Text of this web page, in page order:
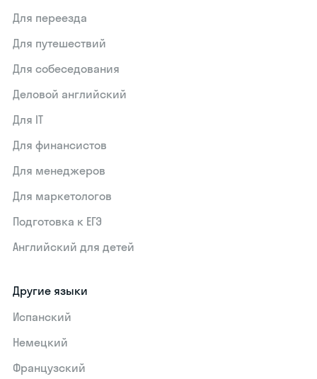
Для переезда
Для путешествий
Для собеседования
Деловой английский
Для IT
Для финансистов
Для менеджеров
Для маркетологов
Подготовка к ЕГЭ
Английский для детей
Другие языки
Испанский
Немецкий
Французский